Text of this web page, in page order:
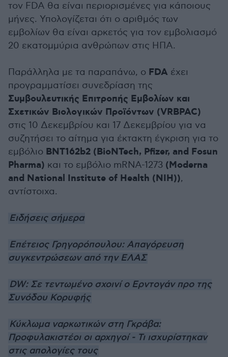
τον FDA θα είναι περιορισμένες για κάποιους
μήνες. Υπολογίζεται ότι ο αριθμός των
εμβολίων θα είναι αρκετός για τον εμβολιασμό
20 εκατομμύρια ανθρώπων στις ΗΠΑ.
Παράλληλα με τα παραπάνω, ο FDA έχει
προγραμματίσει συνεδρίαση της
Συμβουλευτικής Επιτροπής Εμβολίων και
Σχετικών Βιολογικών Προϊόντων (VRBPAC)
στις 10 Δεκεμβρίου και 17 Δεκεμβρίου για να
συζητήσει το αίτημα για έκτακτη έγκριση για το
εμβόλιο BNT162b2 (BioNTech, Pfizer, and Fosun
Pharma) και το εμβόλιο mRNA-1273 (Moderna
and National Institute of Health (NIH)),
αντίστοιχα.
Ειδήσεις σήμερα
Επέτειος Γρηγορόπουλου: Απαγόρευση
συγκεντρώσεων από την ΕΛΑΣ
DW: Σε τεντωμένο σχοινί ο Ερντογάν προ της
Συνόδου Κορυφής
Κύκλωμα ναρκωτικών στη Γκράβα:
Προφυλακιστέοι οι αρχηγοί - Τι ισχυρίστηκαν
στις απολογίες τους